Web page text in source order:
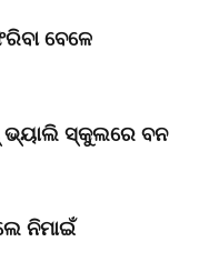
ବେଳେ
ସ୍କୁଲରେ ବନ
ନିମାଇଁ